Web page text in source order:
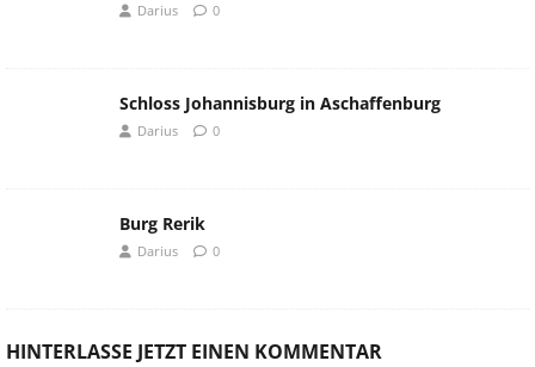
Darius 0
Schloss Johannisburg in Aschaffenburg
Darius 0
Burg Rerik
Darius 0
HINTERLASSE JETZT EINEN KOMMENTAR